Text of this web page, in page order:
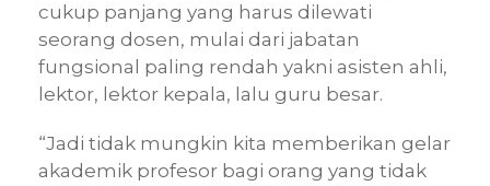
cukup panjang yang harus dilewati
seorang dosen, mulai dari jabatan
fungsional paling rendah yakni asisten ahli,
lektor, lektor kepala, lalu guru besar.
“Jadi tidak mungkin kita memberikan gelar
akademik profesor bagi orang yang tidak